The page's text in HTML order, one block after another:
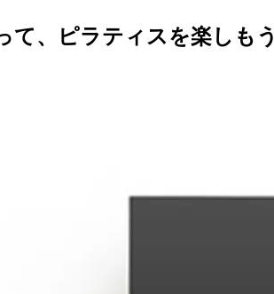
て、ピラティスを楽しもう